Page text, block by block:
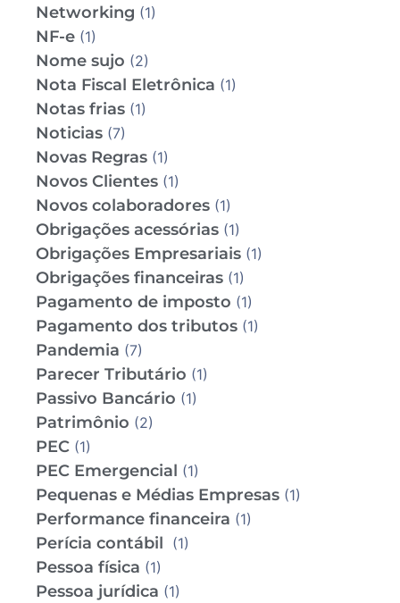
Networking (1)
NF-e (1)
Nome sujo (2)
Nota Fiscal Eletrônica (1)
Notas frias (1)
Noticias (7)
Novas Regras (1)
Novos Clientes (1)
Novos colaboradores (1)
Obrigações acessórias (1)
Obrigações Empresariais (1)
Obrigações financeiras (1)
Pagamento de imposto (1)
Pagamento dos tributos (1)
Pandemia (7)
Parecer Tributário (1)
Passivo Bancário (1)
Patrimônio (2)
PEC (1)
PEC Emergencial (1)
Pequenas e Médias Empresas (1)
Performance financeira (1)
Perícia contábil (1)
Pessoa física (1)
Pessoa jurídica (1)